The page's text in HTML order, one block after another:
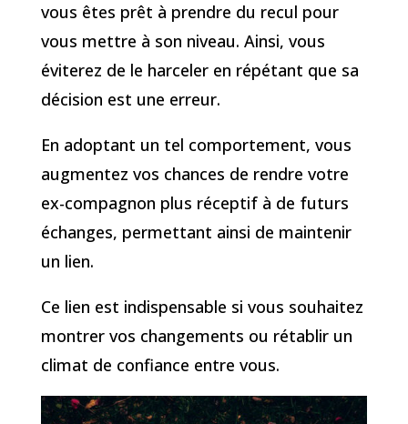
vous êtes prêt à prendre du recul pour
vous mettre à son niveau. Ainsi, vous
éviterez de le harceler en répétant que sa
décision est une erreur.
En adoptant un tel comportement, vous
augmentez vos chances de rendre votre
ex-compagnon plus réceptif à de futurs
échanges, permettant ainsi de maintenir
un lien.
Ce lien est indispensable si vous souhaitez
montrer vos changements ou rétablir un
climat de confiance entre vous.